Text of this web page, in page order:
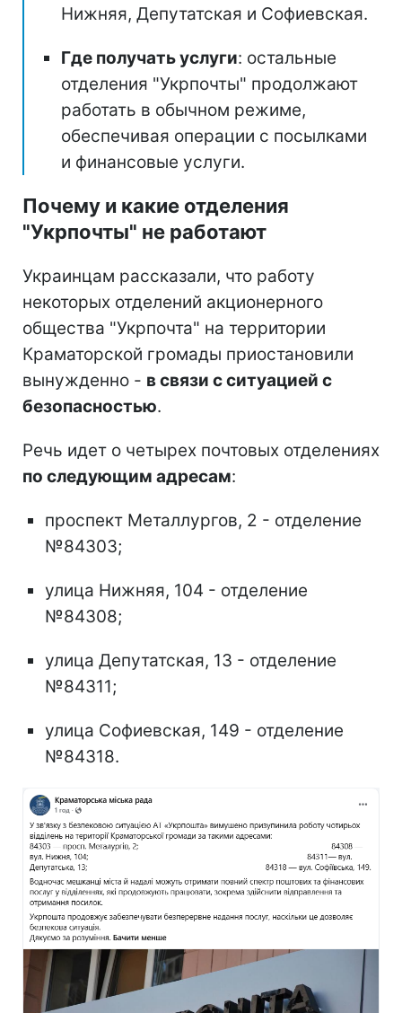
Нижняя, Депутатская и Софиевская.
Где получать услуги: остальные
отделения "Укрпочты" продолжают
работать в обычном режиме,
обеспечивая операции с посылками
и финансовые услуги.
Почему и какие отделения
"Укрпочты" не работают
Украинцам рассказали, что работу
некоторых отделений акционерного
общества "Укрпочта" на территории
Краматорской громады приостановили
вынужденно - в связи с ситуацией с
безопасностью.
Речь идет о четырех почтовых отделениях
по следующим адресам:
проспект Металлургов, 2 - отделение
№84303;
улица Нижняя, 104 - отделение
№84308;
улица Депутатская, 13 - отделение
№84311;
улица Софиевская, 149 - отделение
№84318.